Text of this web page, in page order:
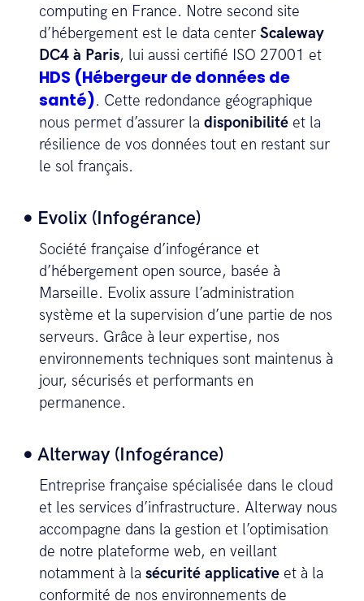
computing en France. Notre second site
d’hébergement est le data center Scaleway
DC4 à Paris, lui aussi certifié ISO 27001 et
HDS (Hébergeur de données de
santé). Cette redondance géographique
nous permet d’assurer la disponibilité et la
résilience de vos données tout en restant sur
le sol français.
Evolix (Infogérance)
Société française d’infogérance et
d’hébergement open source, basée à
Marseille. Evolix assure l’administration
système et la supervision d’une partie de nos
serveurs. Grâce à leur expertise, nos
environnements techniques sont maintenus à
jour, sécurisés et performants en
permanence.
Alterway (Infogérance)
Entreprise française spécialisée dans le cloud
et les services d’infrastructure. Alterway nous
accompagne dans la gestion et l’optimisation
de notre plateforme web, en veillant
notamment à la sécurité applicative et à la
conformité de nos environnements de